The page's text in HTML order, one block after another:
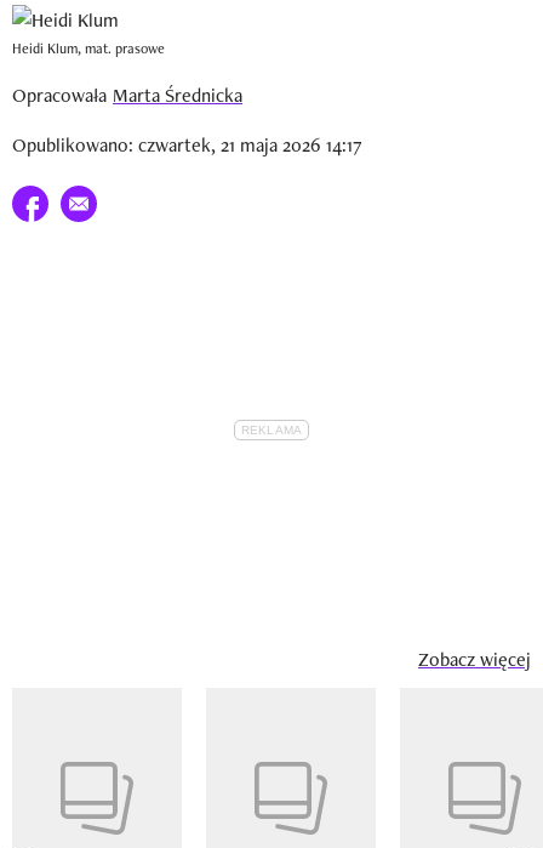
Heidi Klum, mat. prasowe
Opracowała Marta Średnicka
Opublikowano: czwartek, 21 maja 2026 14:17
Udostępnij na facebook
E-mail do przyjaciela
Zobacz więcej